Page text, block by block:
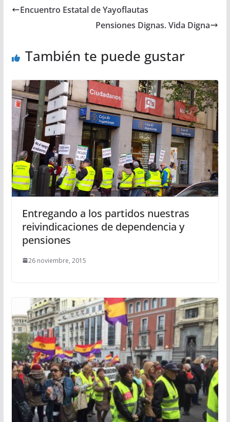
Encuentro Estatal de Yayoflautas
Pensiones Dignas. Vida Digna
También te puede gustar
Entregando a los partidos nuestras
reivindicaciones de dependencia y
pensiones
26 noviembre, 2015